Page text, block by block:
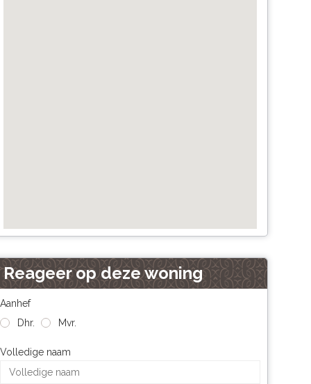
Reageer op deze woning
Aanhef
Dhr.
Mvr.
Volledige naam